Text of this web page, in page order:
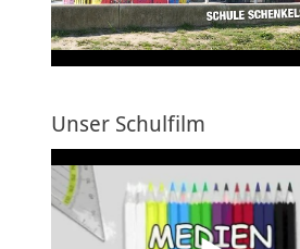
Unser Schulfilm